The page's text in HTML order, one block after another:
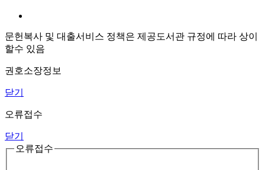
문헌복사 및 대출서비스 정책은 제공도서관 규정에 따라 상이
할수 있음
권호소장정보
닫기
오류접수
닫기
오류접수